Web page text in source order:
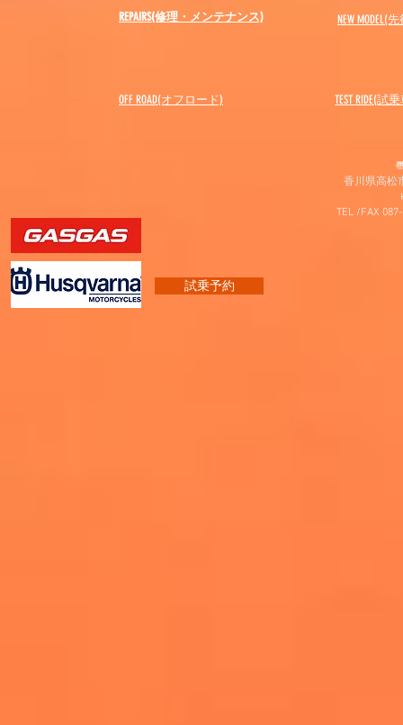
REPAIRS(修理・メンテナンス) NEW MODEL(先
OFF ROAD(オフロード) ​TEST RIDE(試
試乗予約
香川県高松
TEL /FAX